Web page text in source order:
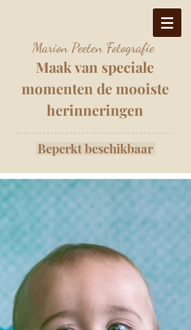
Marion Peeten Fotografie
Maak van speciale
momenten de mooiste
herinneringen
*****************************************
Beperkt beschikbaar